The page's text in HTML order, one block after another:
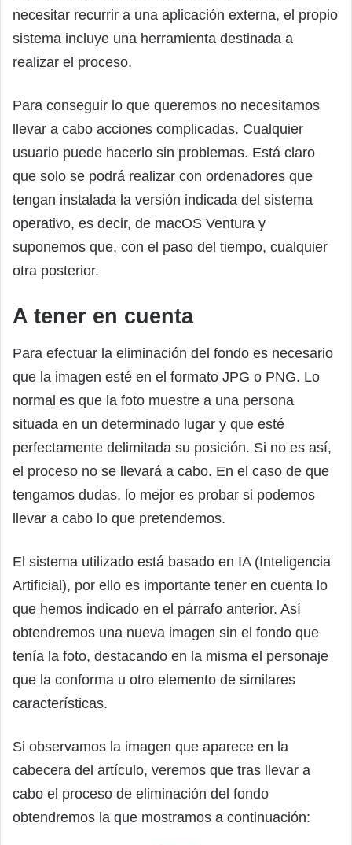
necesitar recurrir a una aplicación externa, el propio
sistema incluye una herramienta destinada a
realizar el proceso.
Para conseguir lo que queremos no necesitamos
llevar a cabo acciones complicadas. Cualquier
usuario puede hacerlo sin problemas. Está claro
que solo se podrá realizar con ordenadores que
tengan instalada la versión indicada del sistema
operativo, es decir, de macOS Ventura y
suponemos que, con el paso del tiempo, cualquier
otra posterior.
A tener en cuenta
Para efectuar la eliminación del fondo es necesario
que la imagen esté en el formato JPG o PNG. Lo
normal es que la foto muestre a una persona
situada en un determinado lugar y que esté
perfectamente delimitada su posición. Si no es así,
el proceso no se llevará a cabo. En el caso de que
tengamos dudas, lo mejor es probar si podemos
llevar a cabo lo que pretendemos.
El sistema utilizado está basado en IA (Inteligencia
Artificial), por ello es importante tener en cuenta lo
que hemos indicado en el párrafo anterior. Así
obtendremos una nueva imagen sin el fondo que
tenía la foto, destacando en la misma el personaje
que la conforma u otro elemento de similares
características.
Si observamos la imagen que aparece en la
cabecera del artículo, veremos que tras llevar a
cabo el proceso de eliminación del fondo
obtendremos la que mostramos a continuación: